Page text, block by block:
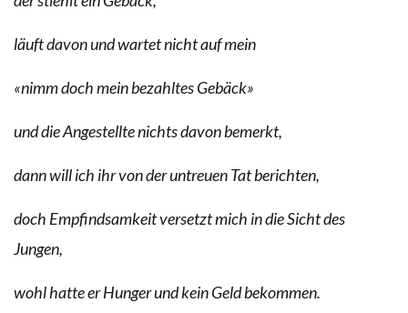
läuft davon und wartet nicht auf mein
«nimm doch mein bezahltes Gebäck»
und die Angestellte nichts davon bemerkt,
dann will ich ihr von der untreuen Tat berichten,
doch Empfindsamkeit versetzt mich in die Sicht des
Jungen,
wohl hatte er Hunger und kein Geld bekommen.